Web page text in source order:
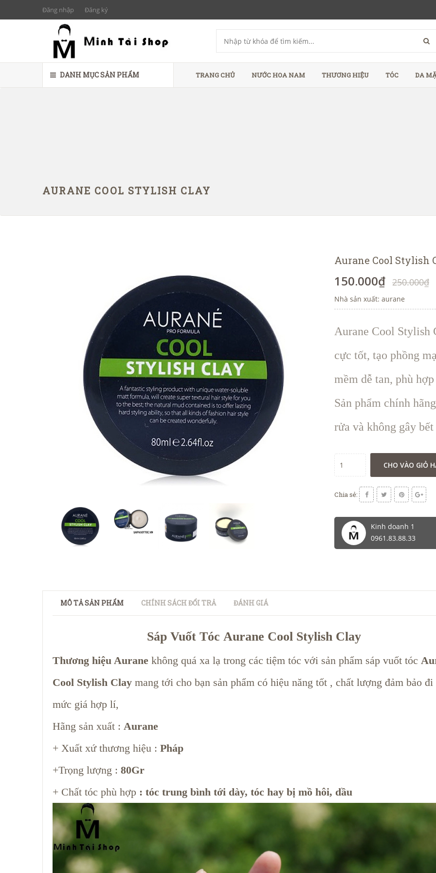
Đăng nhập Đăng ký
DANH MỤC SẢN PHẨM TRANG CHỦ NƯỚC HOA NAM THƯƠNG HIỆU TÓC DA
AURANE COOL STYLISH CLAY
Aurane Cool Stylish
150.000₫ 250.000₫
Nhà sản xuất: aurane
Aurane Cool Stylish
cực tốt, tạo phồng
mềm dễ tan, phù
Sản phẩm chính
rửa và không gây
CHO VÀO GIỎ
Chia sẻ:
Kinh doanh 1
0961.83.88.33
MÔ TẢ SẢN PHẨM CHÍNH SÁCH ĐỔI TRẢ ĐÁNH GIÁ
Sáp Vuốt Tóc Aurane Cool Stylish Clay
Thương hiệu Aurane không quá xa lạ trong các tiệm tóc với sản phẩm sáp vuốt tóc
Cool Stylish Clay mang tới cho bạn sản phẩm có hiệu năng tốt , chất lượng đảm bảo đi
mức giá hợp lí,
Hãng sản xuất : Aurane
+ Xuất xứ thương hiệu : Pháp
+Trọng lượng : 80Gr
+ Chất tóc phù hợp : tóc trung bình tới dày, tóc hay bị mồ hôi, dầu